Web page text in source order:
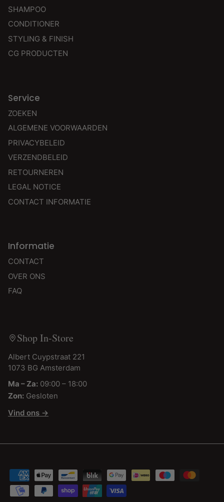
SHAMPOO
CONDITIONER
STYLING & FINISH
CG PRODUCTEN
Service
ZOEKEN
ALGEMENE VOORWAARDEN
PRIVACYBELEID
VERZENDBELEID
RETOURNEREN
LEGAL NOTICE
CONTACT INFORMATIE
Informatie
CONTACT
OVER ONS
FAQ
Shop In-Store
Albert Cuypstraat 221
1073 BG Amsterdam
Ma – Za: 09:00 – 18:00
Zon: Gesloten
Vind ons →